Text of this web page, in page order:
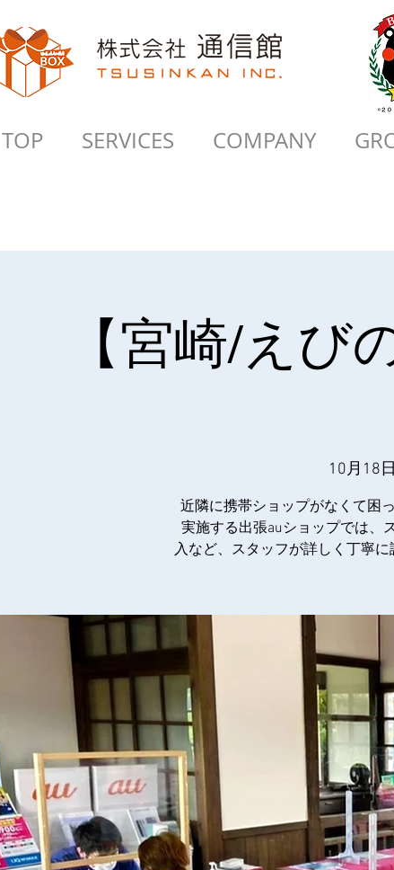
TOP SERVICES COMPANY
【宮崎/えび
10月18
近隣に携帯ショップがなくて困
実施する出張auショップでは、
入など、スタッフが詳しく丁寧